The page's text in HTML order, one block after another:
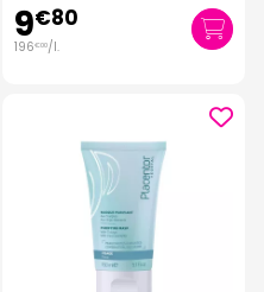
9€80
196€00/l.